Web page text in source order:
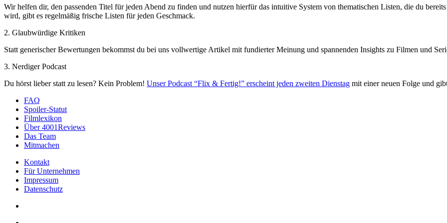
Wir helfen dir, den passenden Titel für jeden Abend zu finden und nutzen hierfür das intuitive System von thematischen Listen, die du
wird, gibt es regelmäßig frische Listen für jeden Geschmack.
2. Glaubwürdige Kritiken
Statt generischer Bewertungen bekommst du bei uns vollwertige Artikel mit fundierter Meinung und spannenden Insights zu Filmen und
3. Nerdiger Podcast
Du hörst lieber statt zu lesen? Kein Problem! Unser Podcast “Flix & Fertig!” erscheint jeden zweiten Dienstag mit einer neuen Folge und
FAQ
Spoiler-Statut
Filmlexikon
Über 4001Reviews
Das Team
Mitmachen
Kontakt
Für Unternehmen
Impressum
Datenschutz